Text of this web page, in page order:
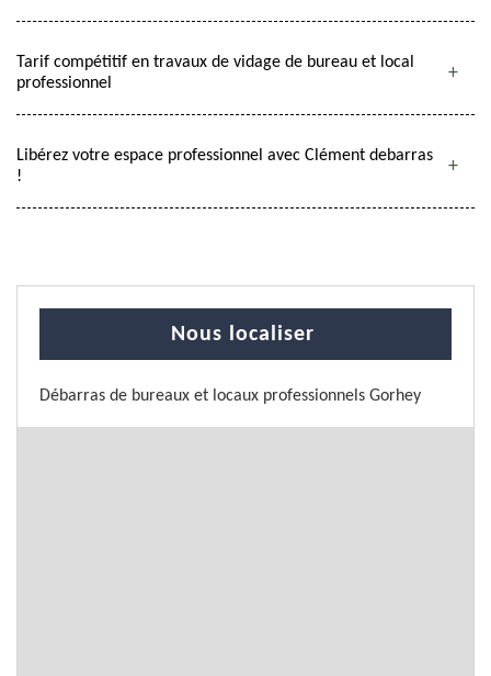
Tarif compétitif en travaux de vidage de bureau et local
professionnel
Libérez votre espace professionnel avec Clément debarras
!
Nous localiser
Débarras de bureaux et locaux professionnels Gorhey